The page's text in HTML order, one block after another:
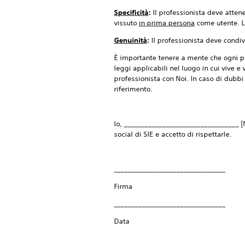
Specificità: Il professionista deve
vissuto in prima persona come utente.
Genuinità: Il professionista deve
È importante tenere a mente che ogni
leggi applicabili nel luogo in cui vive e
professionista con Noi. In caso di
riferimento.
Io,
social di SIE e accetto di rispettarle.
Firma
Data